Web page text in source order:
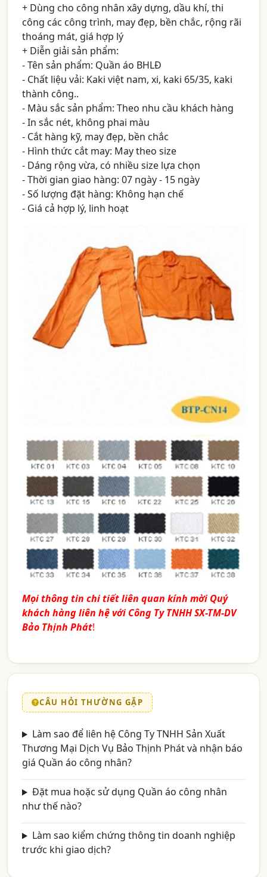
+ Dùng cho công nhân xây dựng, dầu khí, thi
công các công trình, may đẹp, bền chắc, rộng rãi
thoáng mát, giá hợp lý
+ Diễn giải sản phẩm:
- Tên sản phẩm: Quần áo BHLĐ
- Chất liệu vải: Kaki việt nam, xi, kaki 65/35, kaki
thành công..
- Màu sắc sản phẩm: Theo nhu cầu khách hàng
- In sắc nét, không phai màu
- Cắt hàng kỹ, may đẹp, bền chắc
- Hình thức cắt may: May theo size
- Dáng rộng vừa, có nhiều size lựa chọn
- Thời gian giao hàng: 07 ngày - 15 ngày
- Số lượng đặt hàng: Không hạn chế
- Giá cả hợp lý, linh hoạt
Mọi thông tin chi tiết liên quan kính mời Quý
khách hàng liên hệ với Công Ty TNHH SX-TM-DV
Bảo Thịnh Phát!
CÂU HỎI THƯỜNG GẶP
Làm sao để liên hệ Công Ty TNHH Sản Xuất
Thương Mại Dịch Vụ Bảo Thịnh Phát và nhận báo
giá Quần áo công nhân?
Đặt mua hoặc sử dụng Quần áo công nhân
như thế nào?
Làm sao kiểm chứng thông tin doanh nghiệp
trước khi giao dịch?